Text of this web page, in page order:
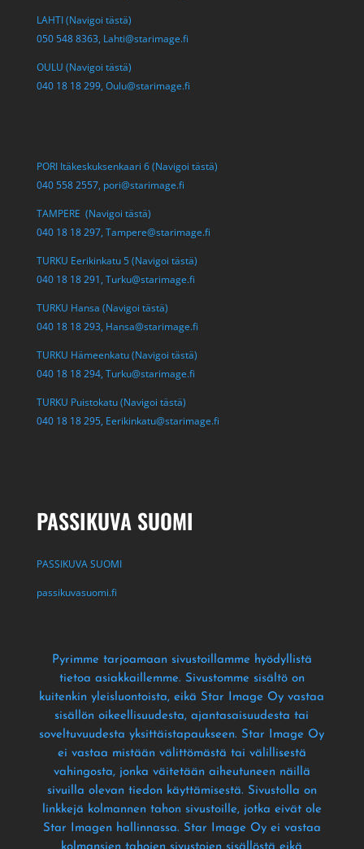
LAHTI (Navigoi tästä)
050 548 8363, Lahti@starimage.fi
OULU (Navigoi tästä)
040 18 18 299, Oulu@starimage.fi
PORI Itäkeskuksenkaari 6 (Navigoi tästä)
040 558 2557, pori@starimage.fi
TAMPERE (Navigoi tästä)
040 18 18 297, Tampere@starimage.fi
TURKU Eerikinkatu 5 (Navigoi tästä)
040 18 18 291, Turku@starimage.fi
TURKU Hansa (Navigoi tästä)
040 18 18 293, Hansa@starimage.fi
TURKU Hämeenkatu (Navigoi tästä)
040 18 18 294, Turku@starimage.fi
TURKU Puistokatu (Navigoi tästä)
040 18 18 295, Eerikinkatu@starimage.fi
PASSIKUVA SUOMI
PASSIKUVA SUOMI
passikuvasuomi.fi
Pyrimme tarjoamaan sivustoillamme hyödyllistä
tietoa asiakkaillemme. Sivustomme sisältö on
kuitenkin yleisluontoista, eikä Star Image Oy vastaa
sisällön oikeellisuudesta, ajantasaisuudesta tai
soveltuvuudesta yksittäistapaukseen. Star Image Oy
ei vastaa mistään välittömästä tai välillisestä
vahingosta, jonka väitetään aiheutuneen näillä
sivuilla olevan tiedon käyttämisestä. Sivustolla on
linkkejä kolmannen tahon sivustoille, jotka eivät ole
Star Imagen hallinnassa. Star Image Oy ei vastaa